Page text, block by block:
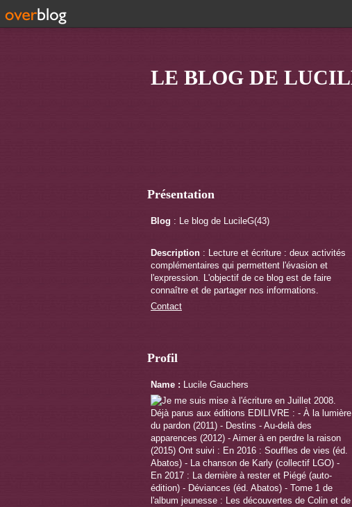
LE BLOG DE
Présentation
Blog : Le blog de LucileG(43)
Description : Lecture et écriture : deux activités
complémentaires qui permettent l'évasion et
l'expression. L'objectif de ce blog est de faire
connaître et de partager nos informations.
Contact
Profil
Name : Lucile Gauchers